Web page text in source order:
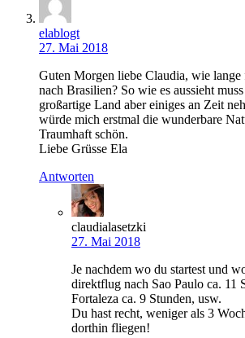
elablogt
27. Mai 2018
Guten Morgen liebe Claudia, wie lange
nach Brasilien? So wie es aussieht
großartige Land aber einiges an Zeit
würde mich erstmal die wunderbare
Traumhaft schön.
Liebe Grüsse Ela
Antworten
claudialasetzki
27. Mai 2018
Je nachdem wo du startest und
direktflug nach Sao Paulo ca. 11
Fortaleza ca. 9 Stunden, usw.
Du hast recht, weniger als 3
dorthin fliegen!